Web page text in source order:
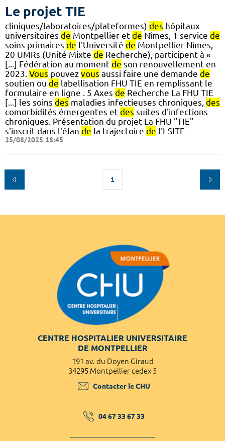
Le projet TIE
cliniques/laboratoires/plateformes) des hôpitaux
universitaires de Montpellier et de Nîmes, 1 service de
soins primaires de l'Université de Montpellier-Nîmes,
20 UMRs (Unité Mixte de Recherche), participent à «
[...] Fédération au moment de son renouvellement en
2023. Vous pouvez vous aussi faire une demande de
soutien ou de labellisation FHU TIE en remplissant le
formulaire en ligne . 5 Axes de Recherche La FHU TIE
[...] les soins des maladies infectieuses chroniques, des
comorbidités émergentes et des suites d'infections
chroniques. Présentation du projet La FHU "TIE"
s'inscrit dans l'élan de la trajectoire de l'I-SITE
25/08/2025 18:45
1
CENTRE HOSPITALIER UNIVERSITAIRE
DE MONTPELLIER
191 av. du Doyen Giraud
34295 Montpellier cedex 5
Contacter le CHU
04 67 33 67 33